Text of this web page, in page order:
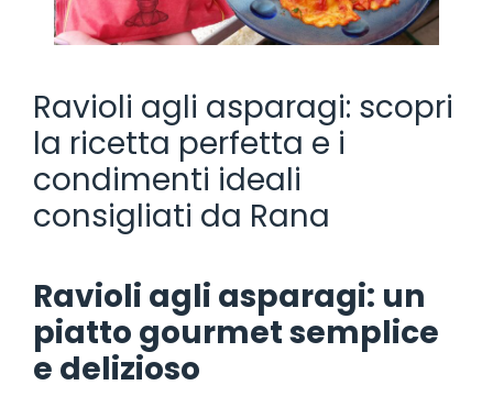
Ravioli agli asparagi: scopri
la ricetta perfetta e i
condimenti ideali
consigliati da Rana
Ravioli agli asparagi: un
piatto gourmet semplice
e delizioso